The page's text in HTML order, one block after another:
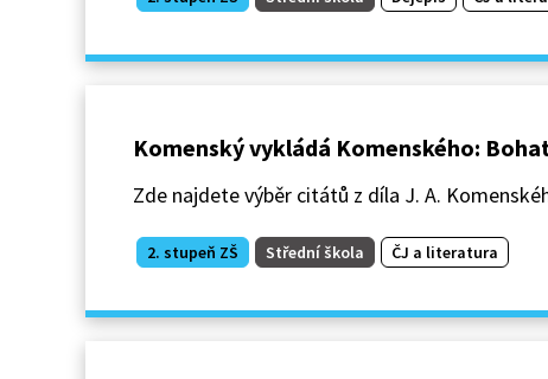
Komenský vykládá Komenského:
Zde najdete výběr citátů z díla J. A.
2. stupeň ZŠ Střední škola ČJ a literatura